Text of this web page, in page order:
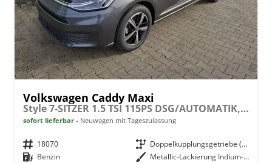
Volkswagen Caddy Maxi
Style 7-SITZER 1.5 TSI 115PS DSG/AUTOMATIK, GRAU-MET., 17" Alu/Ganzjahresreifen, Winterpaket, ACC-Tempomat, Toter-Winkel, ParkAssist, Parksensoren vo/hi, Rückfahrkamera, Radio Ready2Discover 10" + Wireless AppConnect, Climatronic, Abgedunkelte Scheiben
sofort lieferbar Neuwagen mit Tageszulassung
Fahrzeugnr. 18070 Getriebe
Doppelkupplungsgetriebe (DSG)
Kraftstoff Benzin Außenfarbe
Metallic-Lackierung Indium-Grau